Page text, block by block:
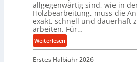
s
a
n
d
c
h
a
l
s
g
e
w
i
n
allgegenwärtig sind, wie in
Holzbearbeitung, muss die
exakt, schnell und dauerhaft
arbeiten. Für…
Weiterlesen:
P
r
Erstes Halbjahr 2026